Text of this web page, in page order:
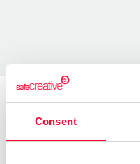
Consent
About the